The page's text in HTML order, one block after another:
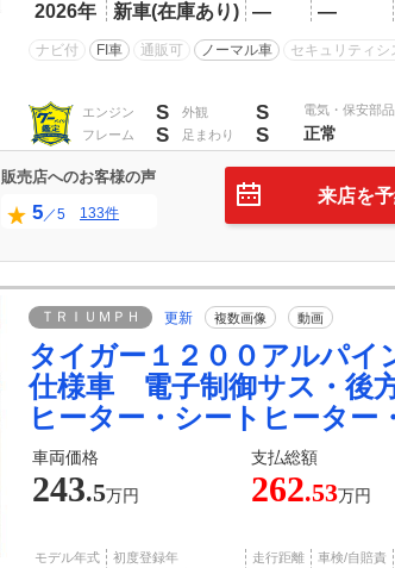
2026年 新車(在庫あり) ― ―
ナビ付 FI車 通販可 ノーマル車 セキュリティシ
エンジン S 外観 S
フレーム S 足まわり S
電気・保安部品
正常
販売店へのお客様の声
5／5 133件
来店を
ＴＲＩＵＭＰＨ 更新 複数画像 動画
タイガー１２００アルパ
仕様車 電子制御サス・後
ヒーター・シートヒーター
車両価格 支払総額
243.5万円 262.53万円
モデル年式 初度登録年 走行距離 車検/自賠責